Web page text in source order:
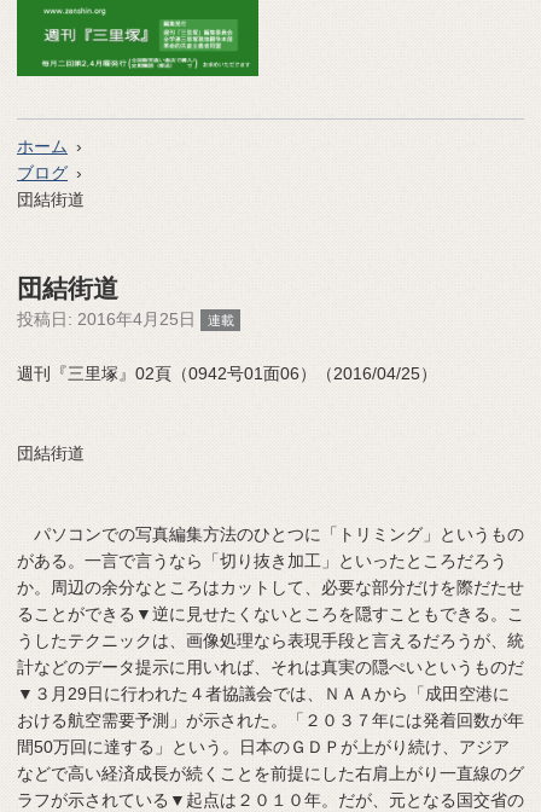
ホーム
ブログ
団結街道
団結街道
投稿日: 2016年4月25日 連載
週刊『三里塚』02頁（0942号01面06）（2016/04/25）
団結街道
パソコンでの写真編集方法のひとつに「トリミング」というもの
がある。一言で言うなら「切り抜き加工」といったところだろう
か。周辺の余分なところはカットして、必要な部分だけを際だたせ
ることができる▼逆に見せたくないところを隠すこともできる。こ
うしたテクニックは、画像処理なら表現手段と言えるだろうが、統
計などのデータ提示に用いれば、それは真実の隠ぺいというものだ
▼３月29日に行われた４者協議会では、ＮＡＡから「成田空港に
おける航空需要予測」が示された。「２０３７年には発着回数が年
間50万回に達する」という。日本のＧＤＰが上がり続け、アジア
などで高い経済成長が続くことを前提にした右肩上がり一直線のグ
ラフが示されている▼起点は２０１０年。だが、元となる国交省の